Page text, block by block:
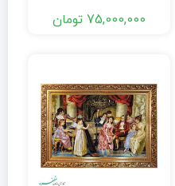
75,000,000 تومان